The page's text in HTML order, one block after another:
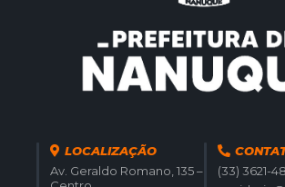
LOCALIZAÇÃO
Av. Geraldo Romano, 135 –
(33) 3621-